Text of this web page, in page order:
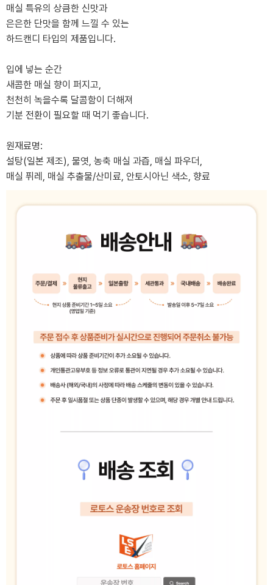
매실 특유의 상큼한 신맛과
은은한 단맛을 함께 느낄 수 있는
하드캔디 타입의 제품입니다.
입에 넣는 순간
새콤한 매실 향이 퍼지고,
천천히 녹을수록 달콤함이 더해져
기분 전환이 필요할 때 먹기 좋습니다.
원재료명:
설탕(일본 제조), 물엿, 농축 매실 과즙, 매실 파우더,
매실 퓌레, 매실 추출물/산미료, 안토시아닌 색소, 향료